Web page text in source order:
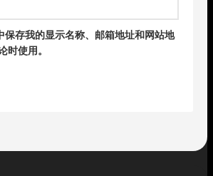
保存我的显示名称、邮箱地址和网站地
时使用。